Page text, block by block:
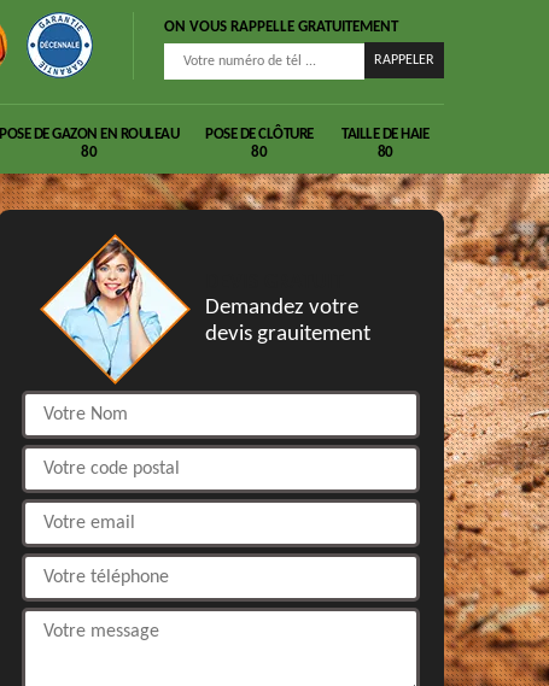
ON VOUS RAPPELLE GRATUITEMENT
POSE DE GAZON EN ROULEAU
80
POSE DE CLÔTURE
80
TAILLE DE HAIE
80
Demandez votre
devis grauitement